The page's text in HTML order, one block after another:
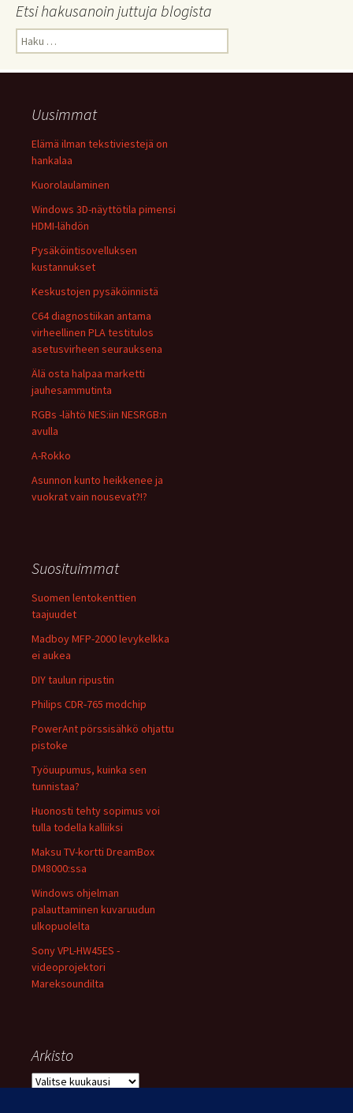
Etsi hakusanoin juttuja blogista
Haku:
Uusimmat
Elämä ilman tekstiviestejä on
hankalaa
Kuorolaulaminen
Windows 3D-näyttötila pimensi
HDMI-lähdön
Pysäköintisovelluksen
kustannukset
Keskustojen pysäköinnistä
C64 diagnostiikan antama
virheellinen PLA testitulos
asetusvirheen seurauksena
Älä osta halpaa marketti
jauhesammutinta
RGBs -lähtö NES:iin NESRGB:n
avulla
A-Rokko
Asunnon kunto heikkenee ja
vuokrat vain nousevat?!?
Suosituimmat
Suomen lentokenttien
taajuudet
Madboy MFP-2000 levykelkka
ei aukea
DIY taulun ripustin
Philips CDR-765 modchip
PowerAnt pörssisähkö ohjattu
pistoke
Työuupumus, kuinka sen
tunnistaa?
Huonosti tehty sopimus voi
tulla todella kalliiksi
Maksu TV-kortti DreamBox
DM8000:ssa
Windows ohjelman
palauttaminen kuvaruudun
ulkopuolelta
Sony VPL-HW45ES -
videoprojektori
Mareksoundilta
Arkisto
Arkisto